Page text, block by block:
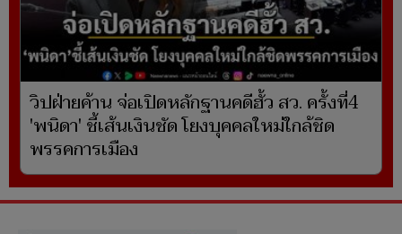
วิปฝ่ายค้าน จ่อเปิดหลักฐานคดีฮั้ว สว. ครั้งที่4
'พนิดา' ชี้เส้นเงินชัด โยงบุคคลใหม่ใกล้ชิด
พรรคการเมือง